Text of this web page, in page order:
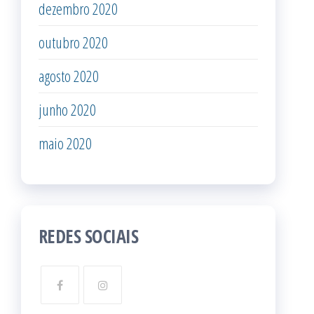
dezembro 2020
outubro 2020
agosto 2020
junho 2020
maio 2020
REDES SOCIAIS